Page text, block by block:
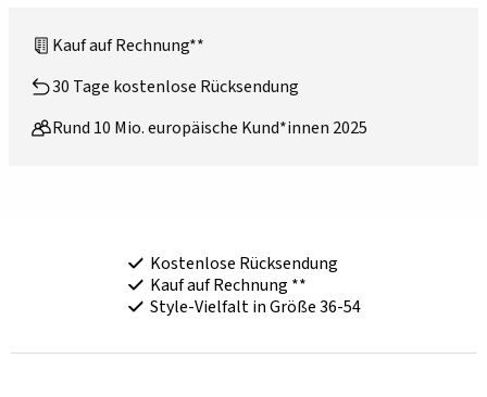
Kauf auf Rechnung**
30 Tage kostenlose Rücksendung
Rund 10 Mio. europäische Kund*innen 2025
Kostenlose Rücksendung
Kauf auf Rechnung **
Style-Vielfalt in Größe 36-54